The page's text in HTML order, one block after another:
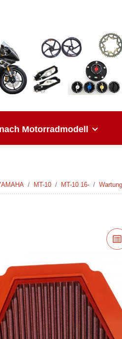
Motorradmodell
MT-10 MT-10 16-